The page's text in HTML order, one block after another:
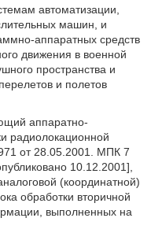
автоматизации,
машин, и
аппаратных средств
движения в военной
пространства и
и полетов
аппаратно-
радиолокационной
от 28.05.2001. МПК 7
10.12.2001],
(координатной)
обработки вторичной
выполненных на